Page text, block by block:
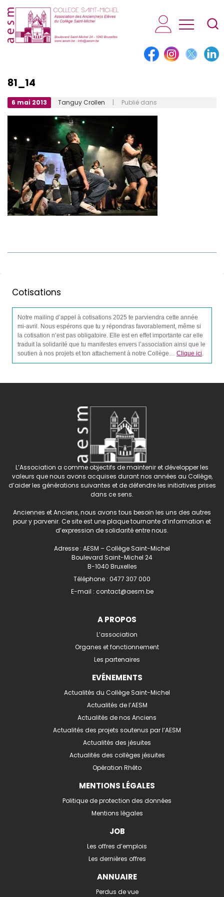
AESM...
81_14
6 mai 2013 Tanguy Crollen | Publié dans
Cotisations
Notre mailing d’appel à cotisations 2025 te parviendra cette année
mi-avril. Nous espérons que tu y répondras favorablement, même si
la cotisation n’est pas obligatoire. Elle est en effet importante car elle
traduit la solidarité que tu manifestes envers l’association ainsi que le
soutien à nos projets et ton attachement à notre Collège… Clique ici.
L’Association a comme objectifs de maintenir et développer les
valeurs que nous avons acquises durant nos années au Collège,
d’aider les générations suivantes et de défendre les initiatives prises
dans ce sens.
Anciennes et Anciens, nous avons tous besoin les uns des autres
pour y parvenir. Ce site est une plaque tournante d’information et
d’expression de solidarité entre nous.
Adresse : AESM – Collège Saint-Michel
Boulevard Saint-Michel 24
B-1040 Bruxelles
Téléphone : 0477 307 000
E-mail : contact@aesm.be
A PROPOS
L’association
Organes et fonctionnement
Les partenaires
EVÉNEMENTS
Actualités du Collège Saint-Michel
Actualités de l’AESM
Actualités de nos Anciens
Actualités des projets soutenus par l’AESM
Actualités des jésuites
Actualités des collèges jésuites
Opération Rhéto
MENTIONS LÉGALES
Politique de protection des données
Mentions légales
JOB
Les offres d’emplois
Les dernières offres
ANNUAIRE
Perdus de vue